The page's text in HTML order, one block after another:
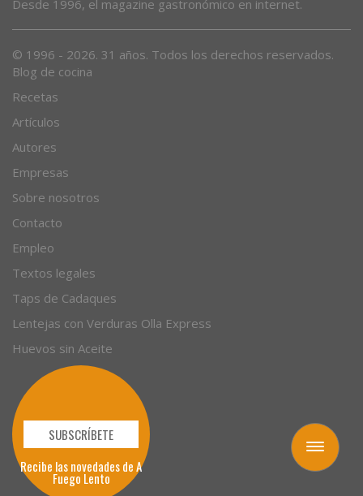
Toggle
navigation
Blog de cocina
Recetas
Artículos
Autores
Empresas
Sobre nosotros
Contacto
Empleo
Textos legales
Taps de Cadaques
Lentejas con Verduras Olla Express
Huevos sin Aceite
SUBSCRÍBETE